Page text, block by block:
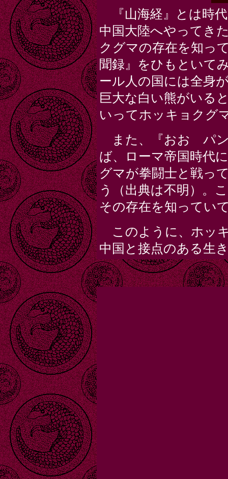
『山海経』とは時
中国大陸へやってき
クグマの存在を知っ
聞録』をひもといて
ール人の国には全身
巨大な白い熊がいる
いってホッキョクグ
また、『おお パン
ば、ローマ帝国時代
グマが拳闘士と戦っ
う（出典は不明）。
その存在を知ってい
このように、ホッ
中国と接点のある生